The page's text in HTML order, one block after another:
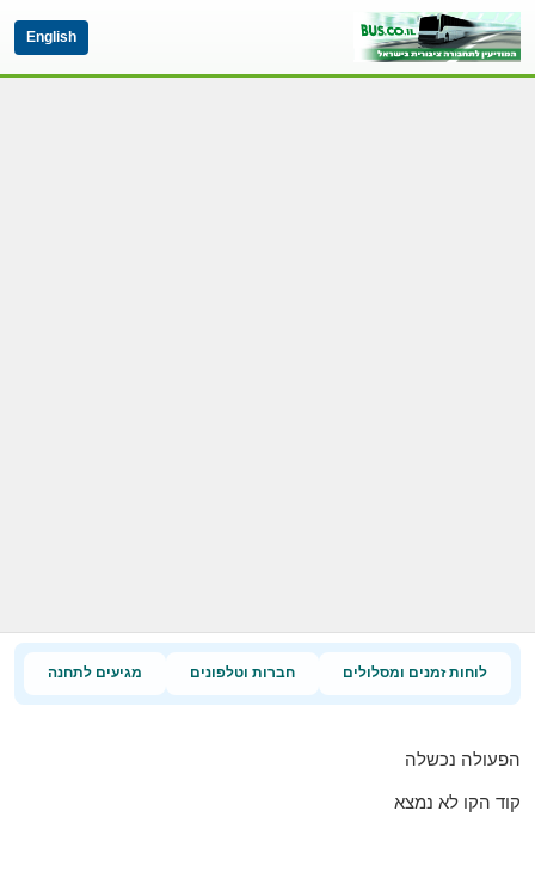
English
לוחות זמנים ומסלולים חברות וטלפונים מגיעים לתחנה
הפעולה נכשלה
קוד הקו לא נמצא